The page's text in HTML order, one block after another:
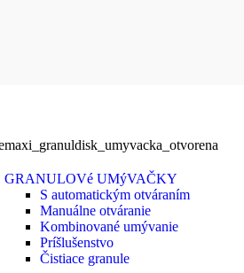
GRANULOVé UMýVAČKY
S automatickým otváraním
Manuálne otváranie
Kombinované umývanie
Príšlušenstvo
Čistiace granule